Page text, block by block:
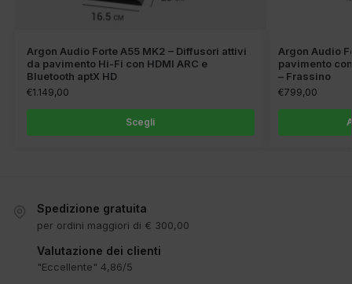
Argon Audio Forte A55 MK2 – Diffusori attivi
da pavimento Hi-Fi con HDMI ARC e
Bluetooth aptX HD
€1.149,00
Scegli
Argon Audio
pavimento
– Frassino
€799,00
Spedizione gratuita
per ordini maggiori di € 300,00
Valutazione dei clienti
"Eccellente" 4,86/5